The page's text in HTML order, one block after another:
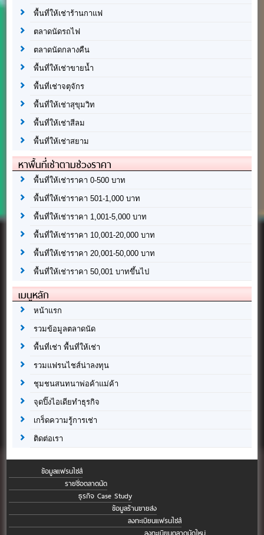
พื้นที่ให้เช่าร้านกาแฟ
ตลาดนัดรถไฟ
ตลาดนัดกลางคืน
พื้นที่ให้เช่าขายน้ำ
พื้นที่เช่าจตุจักร
พื้นที่ให้เช่าสุขุมวิท
พื้นที่ให้เช่าสีลม
พื้นที่ให้เช่าสยาม
หาพื้นที่เช่าตามช่วงราคา
พื้นที่ให้เช่าราคา 0-500 บาท
พื้นที่ให้เช่าราคา 501-1,000 บาท
พื้นที่ให้เช่าราคา 1,001-5,000 บาท
พื้นที่ให้เช่าราคา 10,001-20,000 บาท
พื้นที่ให้เช่าราคา 20,001-50,000 บาท
พื้นที่ให้เช่าราคา 50,001 บาทขึ้นไป
เมนูหลัก
หน้าแรก
รวมข้อมูลตลาดนัด
พื้นที่เช่า พื้นที่ให้เช่า
รวมแฟรนไชส์น่าลงทุน
ชุมชนสนทนาพ่อค้าแม่ค้า
จุดปิ๊งไอเดียทำธุรกิจ
เกร็ดความรู้การเช่า
ติดต่อเรา
ข้อมูลแฟรนไชส์
รายชื่อตลาดนัด
ธุรกิจ Case Study
ข้อมูลร้านขายส่ง
ลงทะเบียนแฟรนไชส์